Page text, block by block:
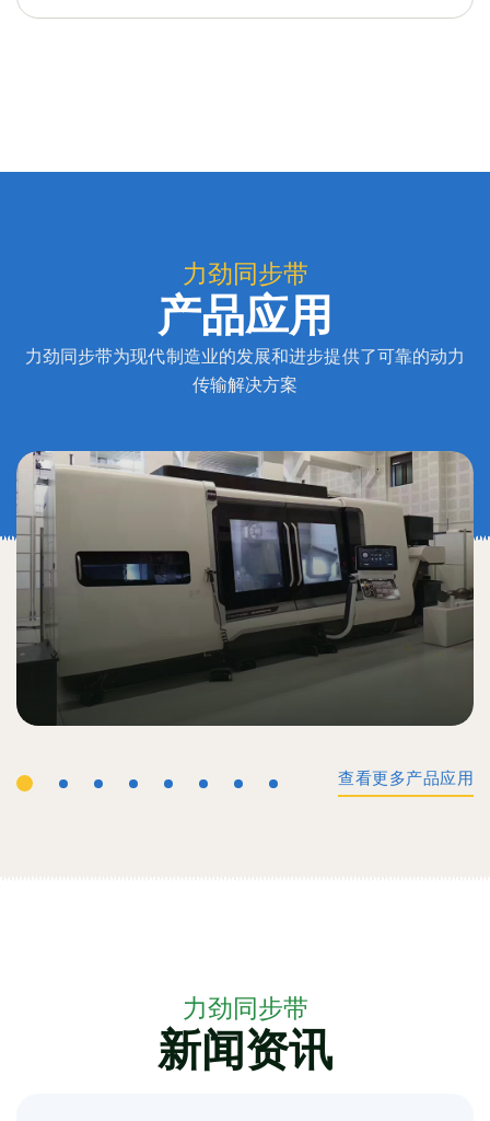
力劲同步带
产品应用
力劲同步带为现代制造业的发展和进步提供了可靠的动力
传输解决方案
查看更多产品应用
力劲同步带
新闻资讯